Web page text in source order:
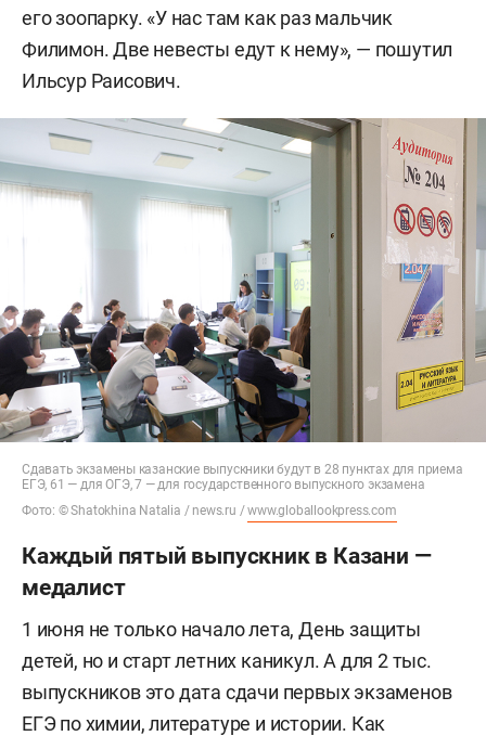
его зоопарку. «У нас там как раз мальчик
Филимон. Две невесты едут к нему», — пошутил
Ильсур Раисович.
Сдавать экзамены казанские выпускники будут в 28 пунктах для приема
ЕГЭ, 61 — для ОГЭ, 7 — для государственного выпускного экзамена
Фото: © Shatokhina Natalia / news.ru /www.globallookpress.com
Каждый пятый выпускник в Казани —
медалист
1 июня не только начало лета, День защиты
детей, но и старт летних каникул. А для 2 тыс.
выпускников это дата сдачи первых экзаменов
ЕГЭ по химии, литературе и истории. Как